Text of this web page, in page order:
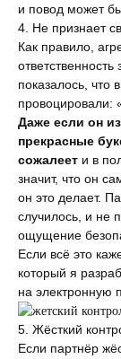
и повод может
4. Не признает
Как правило,
показалось, что
провоцировали:
Даже если он
прекрасные
сожалеет и в
значит, что он
он это делает.
случилось, и не
ощущение
Если всё это
который я
на электронную
5. Жёсткий
Если партнёр